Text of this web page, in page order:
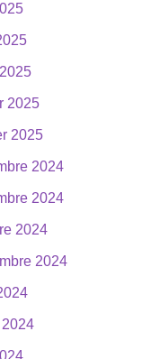
2025
2025
2024
2024
2024
2024